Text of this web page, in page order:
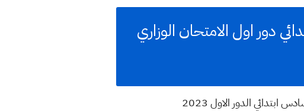
اول الامتحان الوزاري
الدور الاول 2023